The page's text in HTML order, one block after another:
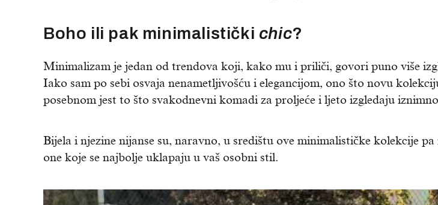
Boho ili pak minimalistički chic?
Minimalizam je jedan od trendova koji, kako mu i priliči, govori puno više
Iako sam po sebi osvaja nenametljivošću i elegancijom, ono što novu
posebnom jest to što svakodnevni komadi za proljeće i ljeto izgledaju
Bijela i njezine nijanse su, naravno, u središtu ove minimalističke kolekcije
one koje se najbolje uklapaju u vaš osobni stil.